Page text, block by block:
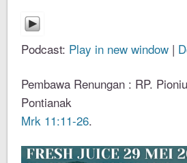
Podcast: Play in new window |
Pembawa Renungan : RP.
Pontianak
Mrk 11:11-26.